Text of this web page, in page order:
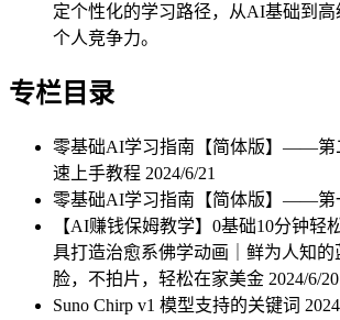
定个性化的学习路径，从AI基础到
个人竞争力。
专栏目录
零基础AI学习指南【简体版】——第
速上手教程 2024/6/21
零基础AI学习指南【简体版】——第
【AI赚钱保姆教学】0基础10分钟轻
具打造治愈系佛学动画｜鲜为人知
脸，不拍片，轻松在家美金 2024/6/20
Suno Chirp v1 模型支持的关键词